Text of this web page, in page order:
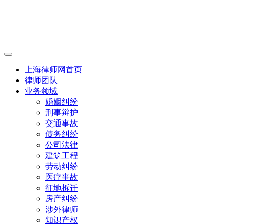
上海律师网首页
律师团队
业务领域
婚姻纠纷
刑事辩护
交通事故
债务纠纷
公司法律
建筑工程
劳动纠纷
医疗事故
征地拆迁
房产纠纷
涉外律师
知识产权